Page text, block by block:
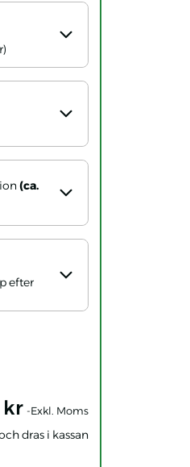
(ca.
efter
kr -Exkl. Moms
dras i kassan